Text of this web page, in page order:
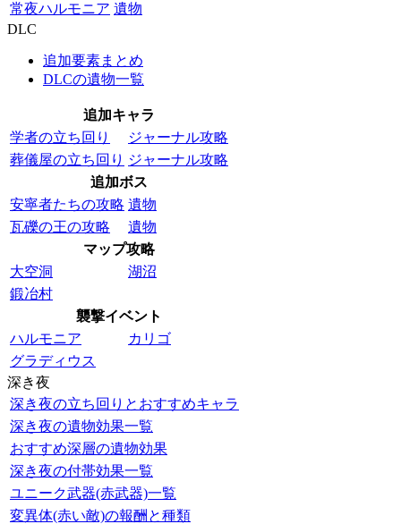
常夜ハルモニア 遺物
DLC
追加要素まとめ
DLCの遺物一覧
追加キャラ
学者の立ち回り
ジャーナル攻略
葬儀屋の立ち回り ジャーナル攻略
追加ボス
安寧者たちの攻略 遺物
瓦礫の王の攻略
遺物
マップ攻略
大空洞
湖沼
鍛冶村
襲撃イベント
ハルモニア
カリゴ
グラディウス
深き夜
深き夜の立ち回りとおすすめキャラ
深き夜の遺物効果一覧
おすすめ深層の遺物効果
深き夜の付帯効果一覧
ユニーク武器(赤武器)一覧
変異体(赤い敵)の報酬と種類